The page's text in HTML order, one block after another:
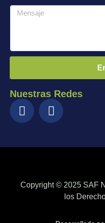
Nuestras Redes
Copyright © 2025 SAF
los